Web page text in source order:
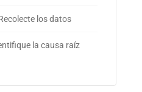
los datos
la causa raíz